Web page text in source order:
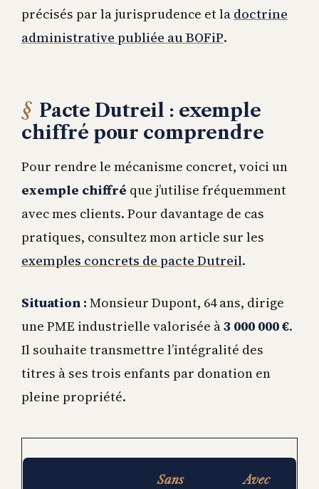
précisés par la jurisprudence et la doctrine
administrative publiée au BOFiP.
Pacte Dutreil : exemple
chiffré pour comprendre
Pour rendre le mécanisme concret, voici un
exemple chiffré que j’utilise fréquemment
avec mes clients. Pour davantage de cas
pratiques, consultez mon article sur les
exemples concrets de pacte Dutreil.
Situation : Monsieur Dupont, 64 ans, dirige
une PME industrielle valorisée à3 000 000 €.
Il souhaite transmettre l’intégralité des
titres à ses trois enfants par donation en
pleine propriété.
Sans
Avec